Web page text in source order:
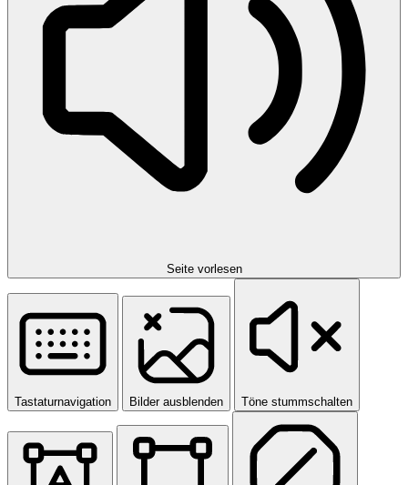
Seite vorlesen
Tastaturnavigation Bilder ausblenden Töne stummschalten